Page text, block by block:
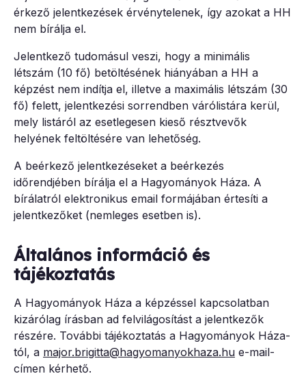
érkező jelentkezések érvénytelenek, így azokat a HH
nem bírálja el.
Jelentkező tudomásul veszi, hogy a minimális
létszám (10 fő) betöltésének hiányában a HH a
képzést nem indítja el, illetve a maximális létszám (30
fő) felett, jelentkezési sorrendben várólistára kerül,
mely listáról az esetlegesen kieső résztvevők
helyének feltöltésére van lehetőség.
A beérkező jelentkezéseket a beérkezés
időrendjében bírálja el a Hagyományok Háza. A
bírálatról elektronikus email formájában értesíti a
jelentkezőket (nemleges esetben is).
Általános információ és
tájékoztatás
A Hagyományok Háza a képzéssel kapcsolatban
kizárólag írásban ad felvilágosítást a jelentkezők
részére. További tájékoztatás a Hagyományok Háza-
tól, a major.brigitta@hagyomanyokhaza.hu e-mail-
címen kérhető.